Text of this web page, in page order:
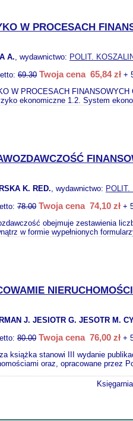
W PROCESACH
A., wydawnictwo: POLIT.
69.30 Twoja cena 65,84 zł +
W PROCESACH
ekonomiczne 1.2. System
K. RED., wydawnictwo: POLIT.
78.00 Twoja cena 74,10 zł +
obejmuje zestawienia
w formie wypełnionych
NIERUCHOMOŚCI
J. JESIOTR G. JESOTR M.
80.00 Twoja cena 76,00 zł +
książka stanowi III wydanie
oraz, opracowane przez